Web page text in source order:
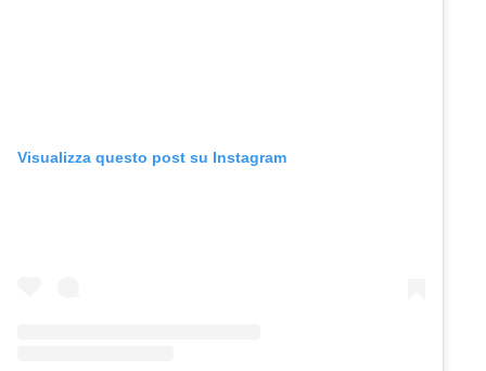
Visualizza questo post su Instagram